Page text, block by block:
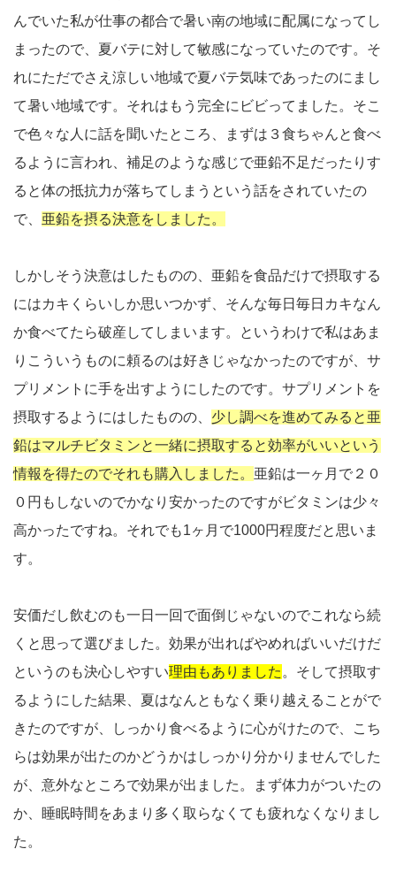
んでいた私が仕事の都合で暑い南の地域に配属になってし
まったので、夏バテに対して敏感になっていたのです。そ
れにただでさえ涼しい地域で夏バテ気味であったのにまし
て暑い地域です。それはもう完全にビビってました。そこ
で色々な人に話を聞いたところ、まずは３食ちゃんと食べ
るように言われ、 補足のような感じで亜鉛不足だったりす
ると体の抵抗力が落ちてしまうという話をされていたの
で、 亜鉛を摂る決意をしました。
しかしそう決意はしたものの、亜鉛を食品だけで摂取する
にはカキくらいしか思いつかず、そんな毎日毎日カキなん
か食べてたら破産してしまいます。というわけで私はあま
りこういうものに頼るのは好きじゃなかったのですが、サ
プリメントに手を出すようにしたのです。サプリメントを
摂取するようにはしたものの、 少し調べを進めてみると亜
鉛はマルチビタミンと一緒に摂取すると効率がいいという
情報を得たのでそれも購入しました。 亜鉛は一ヶ月で２０
０円もしないのでかなり安かったのですがビタミンは少々
高かったですね。それでも1ヶ月で1000円程度だと思いま
す。
安価だし飲むのも一日一回で面倒じゃないのでこれなら続
くと思って選びました。効果が出ればやめればいいだけだ
というのも決心しやすい理由もありました 。そして摂取す
るようにした結果、夏はなんともなく乗り越えることがで
きたのですが、しっかり食べるように心がけたので、こち
らは効果が出たのかどうかはしっかり分かりませんでした
が、意外なところで効果が出ました。まず体力がついたの
か、睡眠時間をあまり多く取らなくても疲れなくなりまし
た。